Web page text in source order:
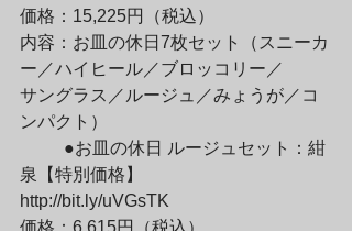
価格：15,225円（税込）
内容：お皿の休日7枚セット（スニーカ
ー／ハイヒール／ブロッコリー／
サングラス／ルージュ／みょうが／コ
ンパクト）
泉【特別価格】
http://bit.ly/uVGsTK
価格：6,615円（税込）